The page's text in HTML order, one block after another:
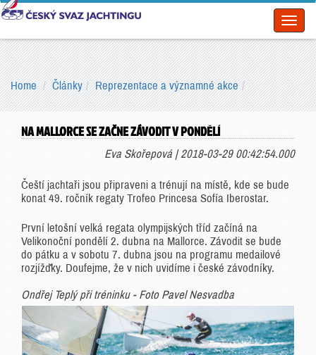
Home Články Reprezentace a významné akce
NA MALLORCE SE ZAČNE ZÁVODIT V PONDĚLÍ
Eva Skořepová | 2018-03-29 00:42:54.000
Čeští jachtaři jsou připraveni a trénují na místě, kde se bude
konat 49. ročník regaty Trofeo Princesa Sofía Iberostar.
První letošní velká regata olympijských tříd začíná na
Velikonoční pondělí 2. dubna na Mallorce. Závodit se bude
do pátku a v sobotu 7. dubna jsou na programu medailové
rozjížďky. Doufejme, že v nich uvidíme i české závodníky.
Ondřej Teplý při tréninku - Foto Pavel Nesvadba